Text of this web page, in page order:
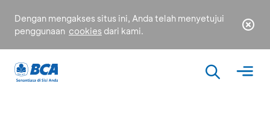
Dengan mengakses situs ini, Anda telah menyetujui
penggunaan cookies dari kami.